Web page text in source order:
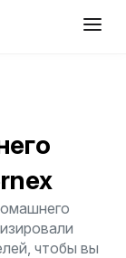
чтобы вы